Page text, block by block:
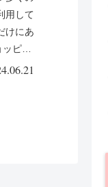
用して
けにあ
ピン